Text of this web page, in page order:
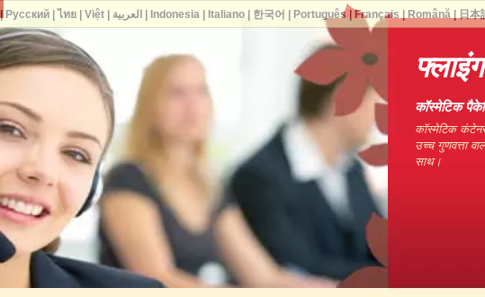
कॉस्मेटिक
कॉस्मेटिक
उच्च गुणवत्ता
साथ।
Русский| ไทย| Việt| العربية Indonesia| Italiano| 한국어 Português Français Română| 日本